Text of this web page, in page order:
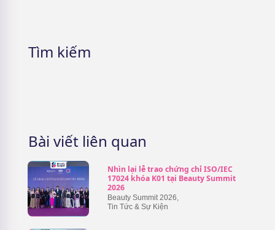
Tìm kiếm
Bài viết liên quan
Nhìn lại lễ trao chứng chỉ ISO/IEC
17024 khóa K01 tại Beauty Summit
2026
Beauty Summit 2026
Tin Tức & Sự Kiện